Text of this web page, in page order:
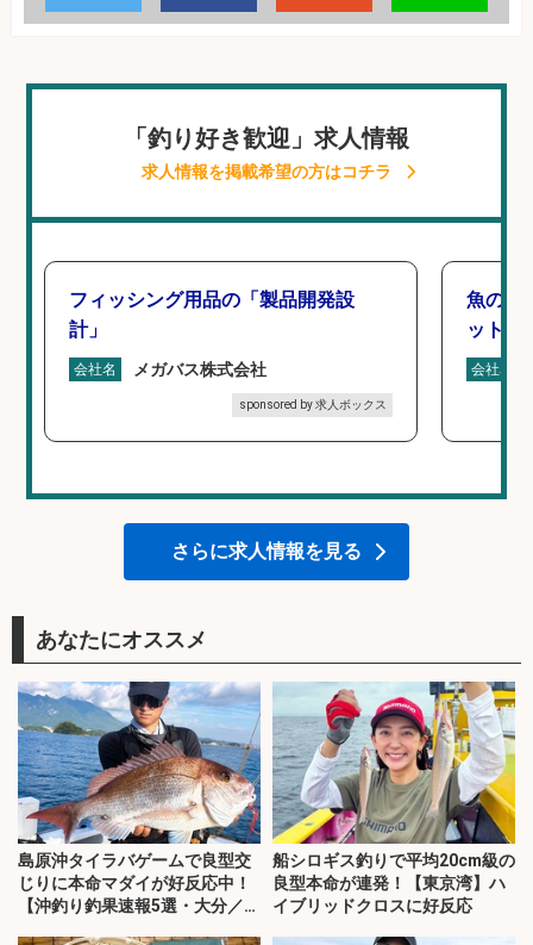
「釣り好き歓迎」求人情報
求人情報を掲載希望の方はコチラ
フィッシング用品の「製品開発設
計」
会社名 メガバス株式会社
sponsored by 求人ボックス
魚の「
ットを
会社名
さらに求人情報を見る
あなたにオススメ
島原沖タイラバゲームで良型交
じりに本命マダイが好反応中！
【沖釣り釣果速報5選・大分／熊
船シロギス釣りで平均20cm級の
良型本命が連発！【東京湾】ハ
イブリッドクロスに好反応